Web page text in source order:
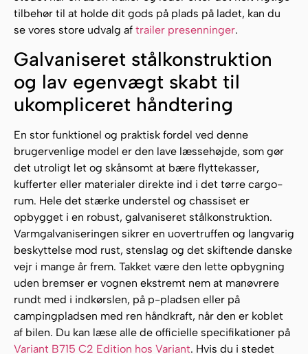
tilbehør til at holde dit gods på plads på ladet, kan du
se vores store udvalg af trailer presenninger.
Galvaniseret stålkonstruktion
og lav egenvægt skabt til
ukompliceret håndtering
En stor funktionel og praktisk fordel ved denne
brugervenlige model er den lave læssehøjde, som gør
det utroligt let og skånsomt at bære flyttekasser,
kufferter eller materialer direkte ind i det tørre cargo-
rum. Hele det stærke understel og chassiset er
opbygget i en robust, galvaniseret stålkonstruktion.
Varmgalvaniseringen sikrer en uovertruffen og langvarig
beskyttelse mod rust, stenslag og det skiftende danske
vejr i mange år frem. Takket være den lette opbygning
uden bremser er vognen ekstremt nem at manøvrere
rundt med i indkørslen, på p-pladsen eller på
campingpladsen med ren håndkraft, når den er koblet
af bilen. Du kan læse alle de officielle specifikationer på
Variant B715 C2 Edition hos Variant. Hvis du i stedet